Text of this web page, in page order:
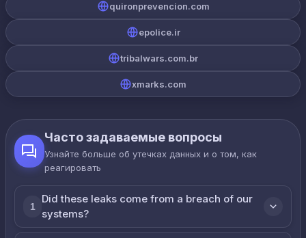
quironprevencion.com
epolice.ir
tribalwars.com.br
xmarks.com
Часто задаваемые вопросы
Узнайте больше об утечках данных и о том, как
реагировать
1
Did these leaks come from a breach of our
systems?